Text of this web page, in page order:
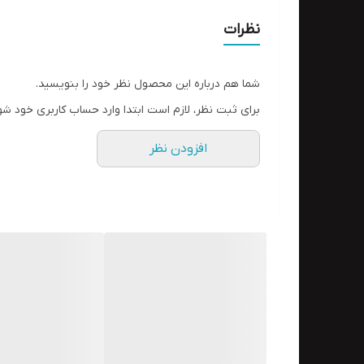
نظرات
شما هم درباره این محصول نظر خود را بنویسید.
برای ثبت نظر، لازم است ابتدا وارد حساب کاربری خود
افزودن نظر